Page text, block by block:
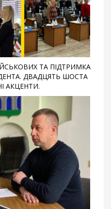
ТА ПІДТРИМКА
ДВАДЦЯТЬ ШОСТА
АКЦЕНТИ.